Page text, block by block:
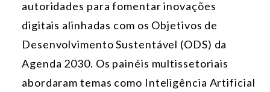
autoridades para fomentar inovações
digitais alinhadas com os Objetivos de
Desenvolvimento Sustentável (ODS) da
Agenda 2030. Os painéis multissetoriais
abordaram temas como Inteligência Artificial